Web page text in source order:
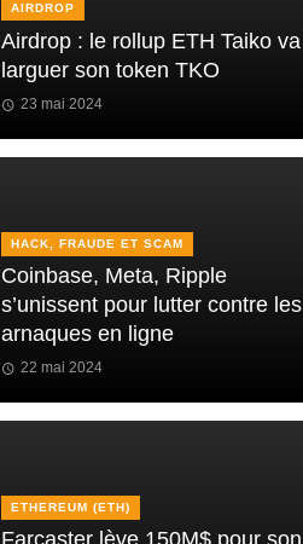
AIRDROP
Airdrop : le rollup ETH Taiko va
larguer son token TKO
23 mai 2024
HACK, FRAUDE ET SCAM
Coinbase, Meta, Ripple
s’unissent pour lutter contre les
arnaques en ligne
22 mai 2024
ETHEREUM (ETH)